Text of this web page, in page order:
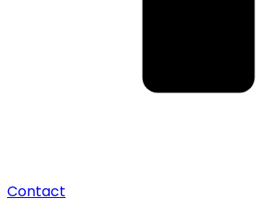
Contact